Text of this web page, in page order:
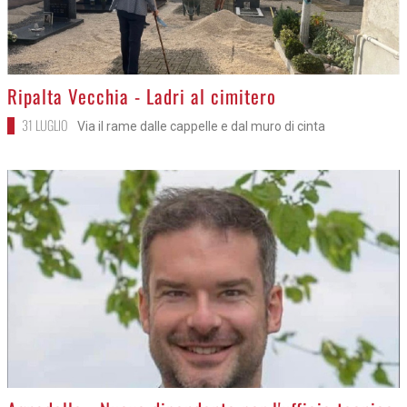
>
Ripalta Vecchia - Ladri al cimitero
31 LUGLIO Via il rame dalle cappelle e dal muro di cinta
>